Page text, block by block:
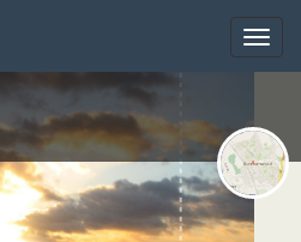
Toggle
Toggle